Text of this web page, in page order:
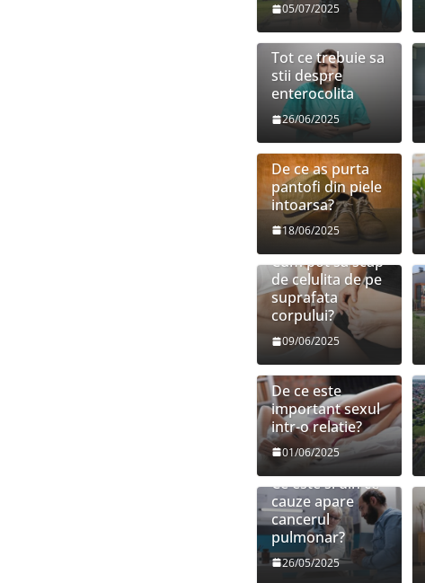
05/07/2025
Tot ce trebuie sa
stii despre
enterocolita
26/06/2025
De ce as purta
pantofi din piele
intoarsa?
18/06/2025
Cum pot sa scap
de celulita de pe
suprafata
corpului?
09/06/2025
De ce este
important sexul
intr-o relatie?
01/06/2025
Ce este si din ce
cauze apare
cancerul
pulmonar?
26/05/2025